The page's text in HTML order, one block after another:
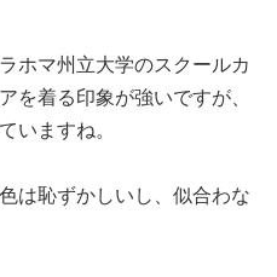
ホマ州立大学のスクールカ
を着る印象が強いですが、
いますね。
恥ずかしいし、似合わな